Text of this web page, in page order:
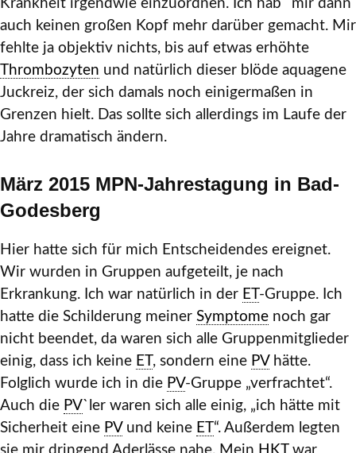
Krankheit irgendwie einzuordnen. Ich hab` mir dann
auch keinen großen Kopf mehr darüber gemacht. Mir
fehlte ja objektiv nichts, bis auf etwas erhöhte
Thrombozyten und natürlich dieser blöde aquagene
Juckreiz, der sich damals noch einigermaßen in
Grenzen hielt. Das sollte sich allerdings im Laufe der
Jahre dramatisch ändern.
März 2015 MPN-Jahrestagung in Bad-
Godesberg
Hier hatte sich für mich Entscheidendes ereignet.
Wir wurden in Gruppen aufgeteilt, je nach
Erkrankung. Ich war natürlich in der ET-Gruppe. Ich
hatte die Schilderung meiner Symptome noch gar
nicht beendet, da waren sich alle Gruppenmitglieder
einig, dass ich keine ET, sondern eine PVhätte.
Folglich wurde ich in die PV-Gruppe „verfrachtet“.
Auch die PV`ler waren sich alle einig, „ich hätte mit
Sicherheit eine PVund keine ET“. Außerdem legten